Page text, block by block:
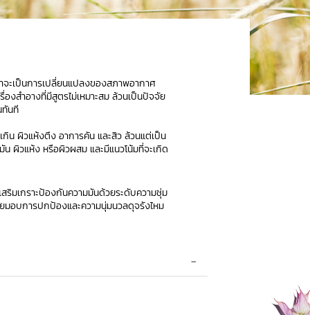
ะเป็นการเปลี่ยนแปลงของสภาพอากาศ
งสำอางที่มีสูตรไม่เหมาะสม ล้วนเป็นปัจจัย
ทันที
ผิวแห้งตึง อาการคัน และสิว ล้วนแต่เป็น
ผิวแห้ง หรือผิวผสม และมีแนวโน้มที่จะเกิด
มเกราะป้องกันความมันด้วยระดับความชุ่ม
อบการปกป้องและความนุ่มนวลดุจรังไหม